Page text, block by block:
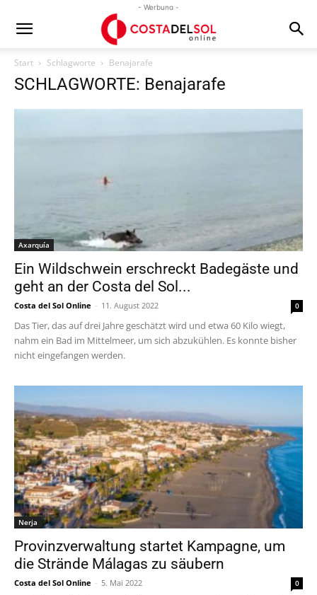
- Werbung -
Start Schlagworte Benajarafe
SCHLAGWORTE: Benajarafe
Axarquía
Ein Wildschwein erschreckt Badegäste und
geht an der Costa del Sol...
Costa del Sol Online - 11. August 2022 0
Das Tier, das auf drei Jahre geschätzt wird und etwa 60 Kilo wiegt,
nahm ein Bad im Mittelmeer, um sich abzukühlen. Es konnte bisher
nicht eingefangen werden.
Nerja
Provinzverwaltung startet Kampagne, um
die Strände Málagas zu säubern
Costa del Sol Online - 5. Mai 2022 0